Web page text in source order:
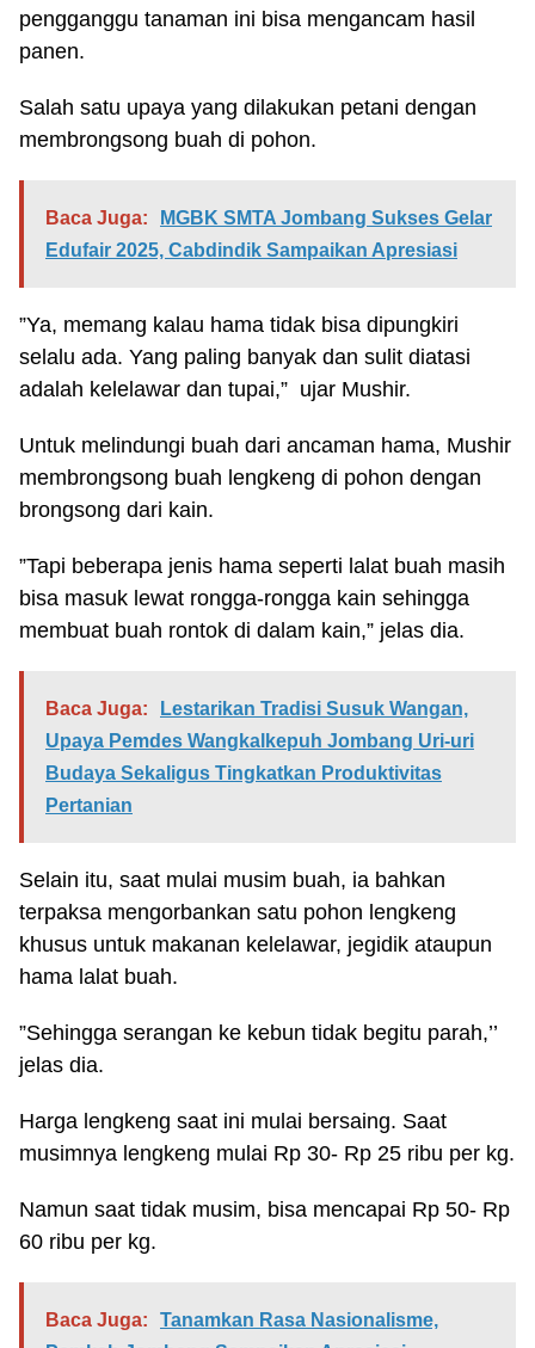
pengganggu tanaman ini bisa mengancam hasil
panen.
Salah satu upaya yang dilakukan petani dengan
membrongsong buah di pohon.
Baca Juga:
MGBK SMTA Jombang Sukses Gelar
Edufair 2025, Cabdindik Sampaikan Apresiasi
”Ya, memang kalau hama tidak bisa dipungkiri
selalu ada. Yang paling banyak dan sulit diatasi
adalah kelelawar dan tupai,” ujar Mushir.
Untuk melindungi buah dari ancaman hama, Mushir
membrongsong buah lengkeng di pohon dengan
brongsong dari kain.
”Tapi beberapa jenis hama seperti lalat buah masih
bisa masuk lewat rongga-rongga kain sehingga
membuat buah rontok di dalam kain,” jelas dia.
Baca Juga:
Lestarikan Tradisi Susuk Wangan,
Upaya Pemdes Wangkalkepuh Jombang Uri-uri
Budaya Sekaligus Tingkatkan Produktivitas
Pertanian
Selain itu, saat mulai musim buah, ia bahkan
terpaksa mengorbankan satu pohon lengkeng
khusus untuk makanan kelelawar, jegidik ataupun
hama lalat buah.
”Sehingga serangan ke kebun tidak begitu parah,’’
jelas dia.
Harga lengkeng saat ini mulai bersaing. Saat
musimnya lengkeng mulai Rp 30- Rp 25 ribu per kg.
Namun saat tidak musim, bisa mencapai Rp 50- Rp
60 ribu per kg.
Baca Juga:
Tanamkan Rasa Nasionalisme,